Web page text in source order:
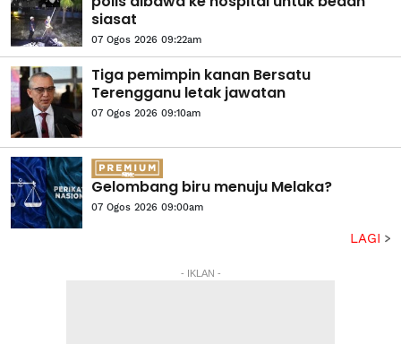
siasat
07 Ogos 2026 09:22am
Tiga pemimpin kanan Bersatu
Terengganu letak jawatan
07 Ogos 2026 09:10am
Gelombang biru menuju Melaka?
07 Ogos 2026 09:00am
LAGI
- IKLAN -